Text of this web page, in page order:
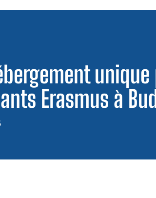
Erasmus à